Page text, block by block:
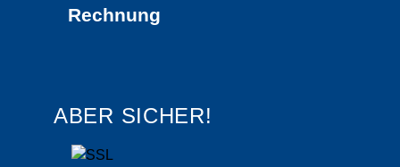
Rechnung
ABER SICHER!